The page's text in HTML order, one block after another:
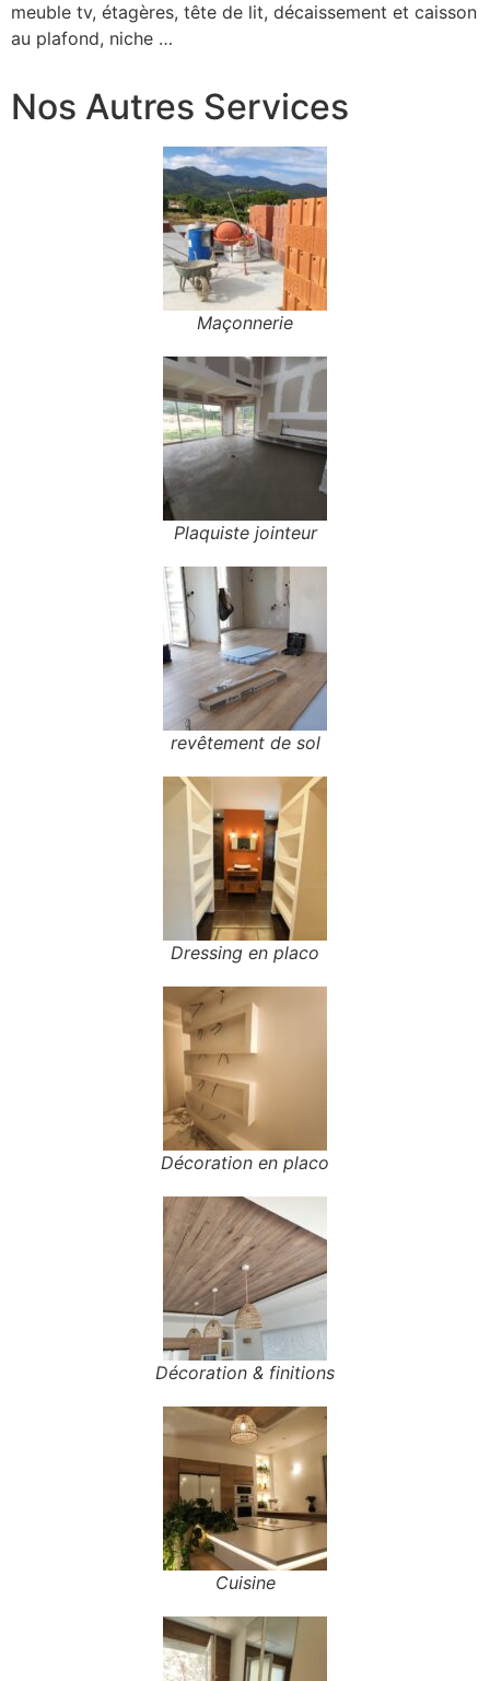
meuble tv, étagères, tête de lit, décaissement et caisson
au plafond, niche …
Nos Autres Services
Maçonnerie
Plaquiste jointeur
revêtement de sol
Dressing en placo
Décoration en placo
Décoration & finitions
Cuisine